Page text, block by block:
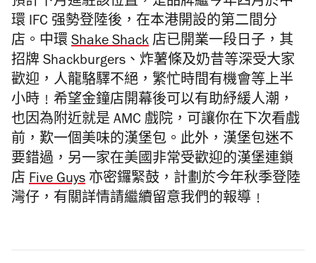
預計下月進駐該位置，是品牌繼今年四月於中
環 IFC 强勢登陸後，在本港開設的第二間分
店。中環 Shake Shack 店已開業一段日子，其
招牌 Shackburgers、炸薯條及奶昔等深受大家
歡迎，人龍駱驛不絕，繁忙時間有機會等上半
小時﹗希望金鐘店開幕後可以有助紓緩人潮，
也因為附近就是 AMC 戲院， 可讓你在下次看戲
前，歎一個美味的漢堡包。此外，漢堡包迷不
要錯過， 另一家在美國非常受歡迎的漢堡連鎖
店 Five Guys 亦密鑼緊鼓， 計劃於今年秋季登陸
灣仔，有關詳情請繼續留意我們的報導﹗